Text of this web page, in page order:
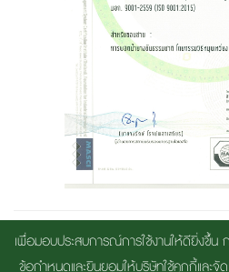
เพื่อมอบประสบการณ์การใช้งานให้ดียิ่งขึ้น
ข้อกำหนดและยินยอมให้บริษัทใช้คุกกี้และ